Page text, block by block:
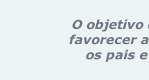
O objetivo
favorecer
os pais